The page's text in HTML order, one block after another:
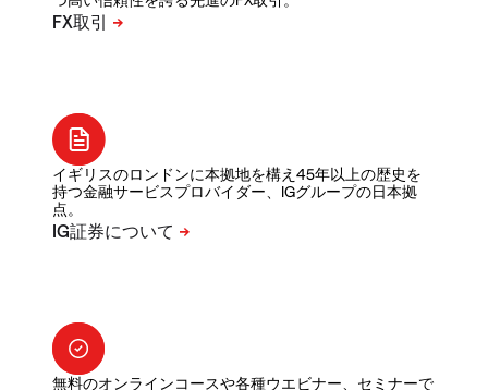
イギリスのロンドンに本拠地を構え45年以上の歴史を
持つ金融サービスプロバイダー、IGグループの日本拠
点。
無料のオンラインコースや各種ウエビナー、セミナーで